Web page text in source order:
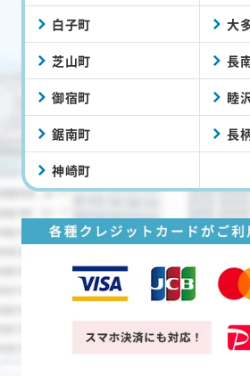
白子町 大
芝山町 長
御宿町 睦
鋸南町 長
神崎町